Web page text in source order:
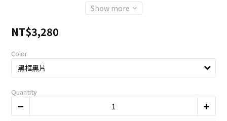
Show more
NT$3,280
Color
Quantity